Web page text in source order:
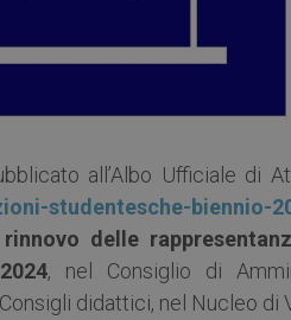
all’Albo Ufficiale di
studentesche-biennio-
delle
, nel Consiglio di
didattici, nel Nucleo di